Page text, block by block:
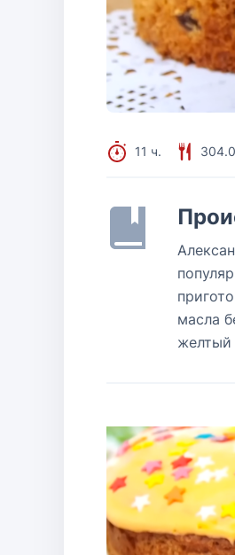
11 ч.
масла
желтый